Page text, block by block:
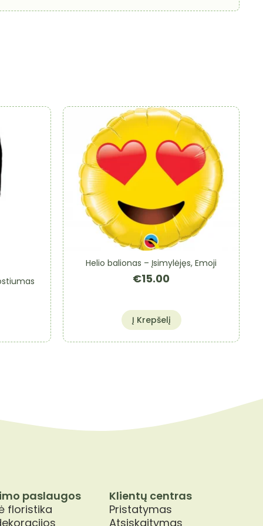
Helio balionas – Įsimylėjęs, Emoji
€15.00
Į Krepšelį
paslaugos
floristika
Klientų centras
Pristatymas
Atsiskaitymas